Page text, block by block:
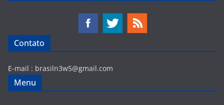
Contato
E-mail : brasiln3w5@gmail.com
Menu